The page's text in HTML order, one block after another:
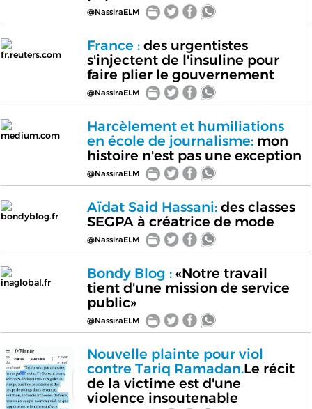
@NassiraELM
fr.reuters.com
France :des urgentistes
s'injectent de l'insuline pour
faire plier le gouvernement
@NassiraELM
medium.com
Harcèlement et humiliations
en école de journalisme:mon
histoire n'est pas une exception
@NassiraELM
bondyblog.fr
Aïdat Said Hassani:des classes
SEGPA à créatrice de mode
@NassiraELM
inaglobal.fr
Bondy Blog :«Notre travail
tient d'une mission de service
public»
@NassiraELM
Nouvelle plainte pour viol
contre Tariq Ramadan.Le récit
de la victime est d'une
violence insoutenable